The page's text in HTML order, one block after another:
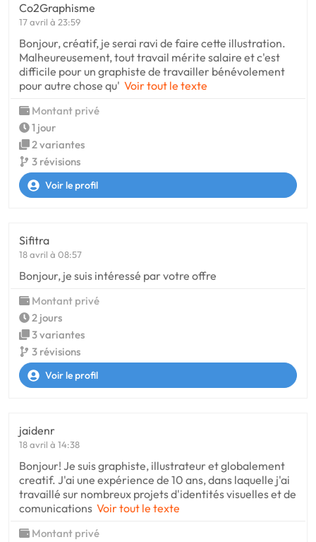
Co2Graphisme
17 avril à 23:59
Bonjour, créatif, je serai ravi de faire cette illustration.
Malheureusement, tout travail mérite salaire et c'est
difficile pour un graphiste de travailler bénévolement
pour autre chose qu' Voir tout le texte
Montant privé
1 jour
2 variantes
3 révisions
Voir le profil
Sifitra
18 avril à 08:57
Bonjour, je suis intéressé par votre offre
Montant privé
2 jours
3 variantes
3 révisions
Voir le profil
jaidenr
18 avril à 14:38
Bonjour! Je suis graphiste, illustrateur et globalement
creatif. J'ai une expérience de 10 ans, dans laquelle j'ai
travaillé sur nombreux projets d'identités visuelles et de
comunications Voir tout le texte
Montant privé